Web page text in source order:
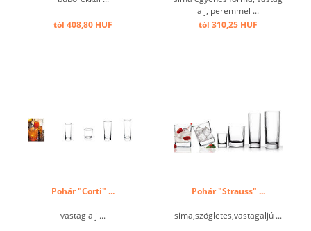
tól 408,80 HUF
alj, peremmel ...
tól 310,25 HUF
Pohár "Corti" ...
vastag alj ...
Pohár "Strauss" ...
sima,szögletes,vastagaljú ...